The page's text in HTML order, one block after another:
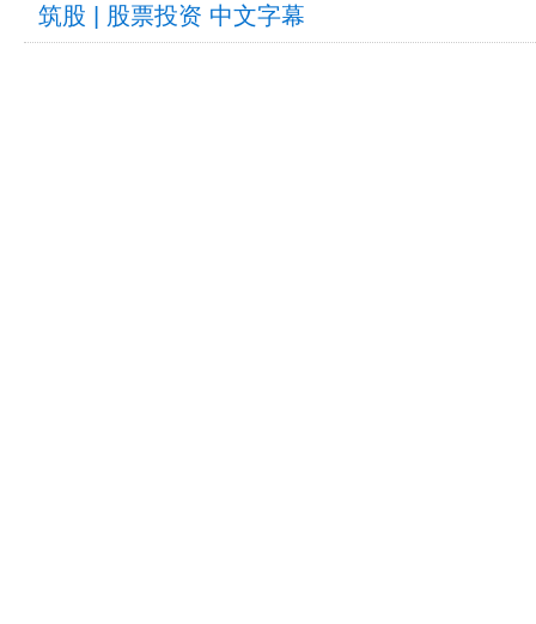
筑股 | 股票投资 中文字幕